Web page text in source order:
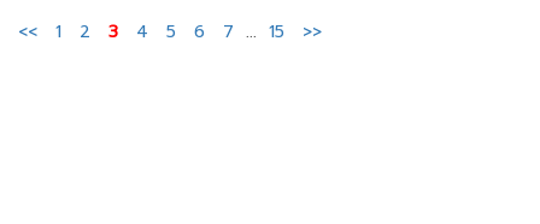
<< 1 2 3 4 5 6 7 ... 15 >>